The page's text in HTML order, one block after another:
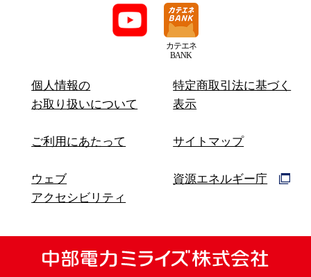
カテエネ
BANK
個人情報の
お取り扱いについて
特定商取引法に基づく
表示
ご利用にあたって サイトマップ
ウェブ
アクセシビリティ
資源エネルギー庁